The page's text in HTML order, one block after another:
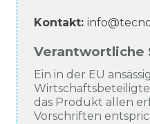
Kontakt:
Verantwortliche
Ein in der EU
das Produkt allen
Vorschriften